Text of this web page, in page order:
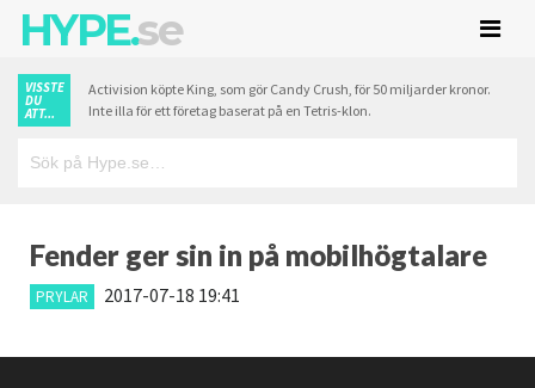
HYPE.se
VISSTE
DU
ATT...
Activision köpte King, som gör Candy Crush, för 50 miljarder kronor.
Inte illa för ett företag baserat på en Tetris-klon.
Fender ger sin in på mobilhögtalare
PRYLAR 2017-07-18 19:41